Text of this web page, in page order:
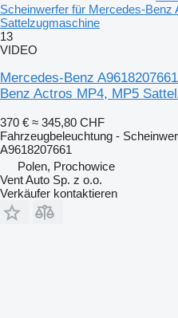
Scheinwerfer für Mercedes-Benz
Sattelzugmaschine
13
VIDEO
Mercedes-Benz
Benz Actros MP4, MP5
370 € ≈ 345,80 CHF
Fahrzeugbeleuchtung -
A9618207661
Polen, Prochowice
Vent Auto Sp. z o.o.
Verkäufer kontaktieren